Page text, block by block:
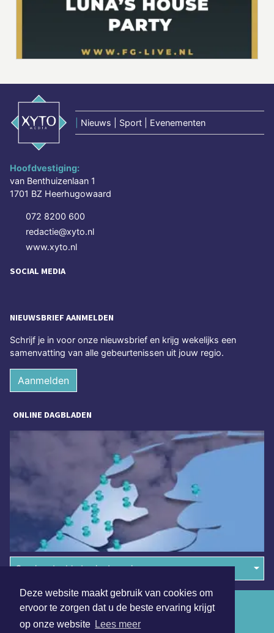
Deze website maakt gebruik van cookies om
ervoor te zorgen dat u de beste ervaring krijgt
op onze website Lees meer
Nieuws | Sport | Evenementen
Hoofdvestiging:
van Benthuizenlaan 1
1701 BZ Heerhugowaard
072 8200 600
redactie@xyto.nl
www.xyto.nl
SOCIAL MEDIA
NIEUWSBRIEF AANMELDEN
Schrijf je in voor onze nieuwsbrief en krijg wekelijks een
samenvatting van alle gebeurtenissen uit jouw regio.
Aanmelden
ONLINE DAGBLADEN
Overige dagbladen in de regio
Algemene voorwaarden
Disclaimer